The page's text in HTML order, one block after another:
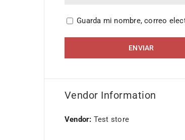
Guarda mi nombre, correo
Vendor Information
Vendor: Test store